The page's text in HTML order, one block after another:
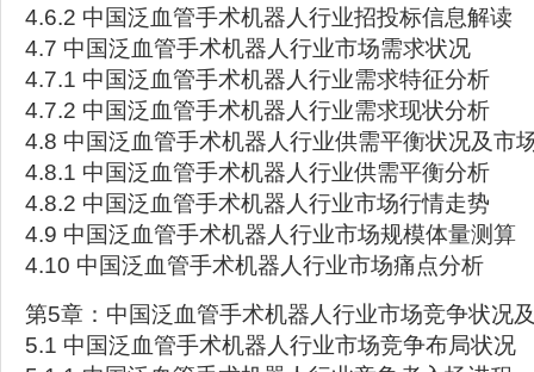
4.6.2 中国泛血管手术机器人行业招投标信息解读
4.7 中国泛血管手术机器人行业市场需求状况
4.7.1 中国泛血管手术机器人行业需求特征分析
4.7.2 中国泛血管手术机器人行业需求现状分析
4.8 中国泛血管手术机器人行业供需平衡状况及市
4.8.1 中国泛血管手术机器人行业供需平衡分析
4.8.2 中国泛血管手术机器人行业市场行情走势
4.9 中国泛血管手术机器人行业市场规模体量测算
4.10 中国泛血管手术机器人行业市场痛点分析
第5章：中国泛血管手术机器人行业市场竞争状况
5.1 中国泛血管手术机器人行业市场竞争布局状况